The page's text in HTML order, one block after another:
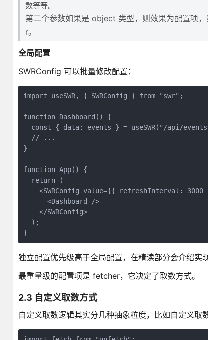
数等等。
第二个参数如果是 object 类型，则效果为配置项
r。
全局配置
SWRConfig 可以批量修改配置：
import useSWR, { SWRConfig } from "swr";
function Dashboard() {
const { data: events } = useSWR("/api/
  // ...
}
function App() {
  return (
<SWRConfig value={{ refreshInterval: 3000
      <Dashboard />
    </SWRConfig>
  );
}
独立配置优先级高于全局配置，在精读部分会介绍实
最重量级的配置项是 fetcher，它决定了取数方式。
2.3 自定义取数方式
自定义取数逻辑其实分几种抽象粒度，比如自定义